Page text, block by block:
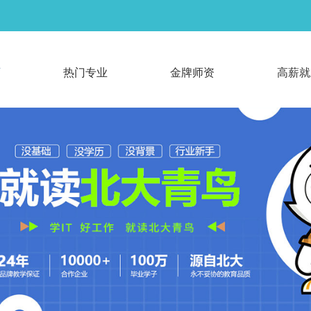
热门专业 金牌师资 高薪